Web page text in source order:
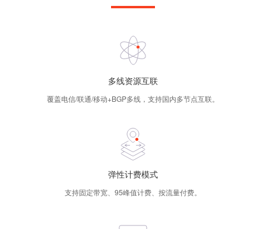
多线资源互联
覆盖电信/联通/移动+BGP多线，支持国内多节点互联。
弹性计费模式
支持固定带宽、95峰值计费、按流量付费。